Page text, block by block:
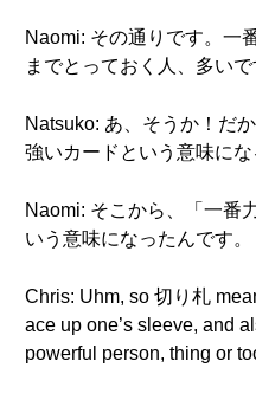
Naomi: その通りです。一
までとっておく人、多いで
Natsuko: あ、そうか！だ
強いカードという意味にな
Naomi: そこから、「一番
いう意味になったんです。
Chris: Uhm, so 切り札
ace up one’s sleeve, and
powerful person, thing or